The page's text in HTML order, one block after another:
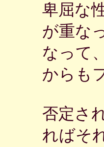
卑屈な
が重な
なって
からも
否定さ
ればそ